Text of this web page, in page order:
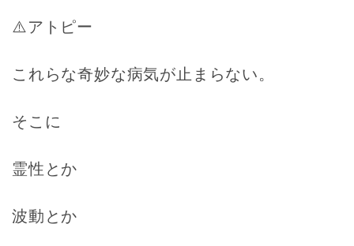
⚠️アトピー
これらな奇妙な病気が止まらない。
そこに
霊性とか
波動とか